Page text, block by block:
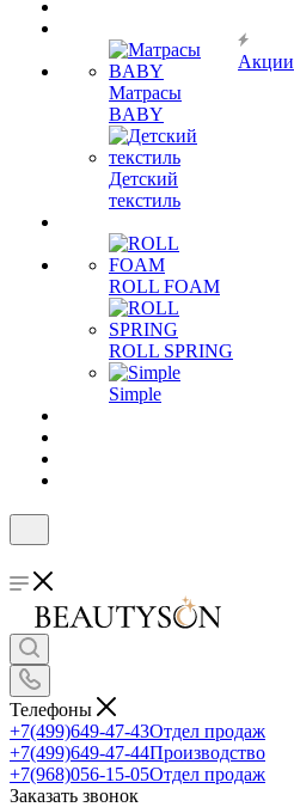
Матрасы
BABY
Детский
текстиль
ROLL FOAM
ROLL SPRING
Simple
Акции
Телефоны
+7(499)649-47-43Отдел продаж
+7(499)649-47-44Производство
+7(968)056-15-05Отдел продаж
Заказать звонок